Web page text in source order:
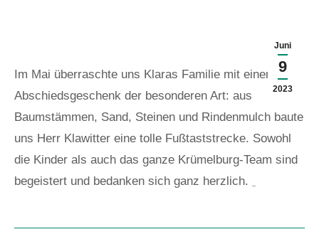
Juni
9
2023
Im Mai überraschte uns Klaras Familie mit einem
Abschiedsgeschenk der besonderen Art: aus
Baumstämmen, Sand, Steinen und Rindenmulch baute
uns Herr Klawitter eine tolle Fußtaststrecke. Sowohl
die Kinder als auch das ganze Krümelburg-Team sind
begeistert und bedanken sich ganz herzlich.